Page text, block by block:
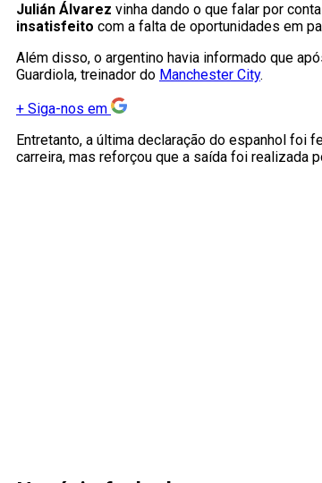
Julián Álvarez vinha dando o que falar por
insatisfeito com a falta de oportunidades em
Além disso, o argentino havia informado que
Guardiola, treinador do Manchester City.
+ Siga-nos em
Entretanto, a última declaração do espanhol foi
carreira, mas reforçou que a saída foi realizada